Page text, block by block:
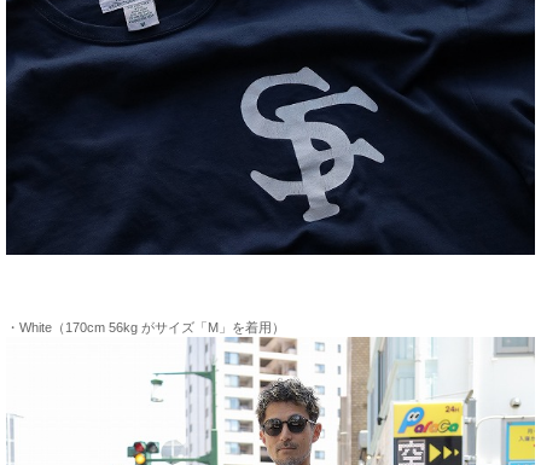
・White（170cm 56kg がサイズ「M」を着用）